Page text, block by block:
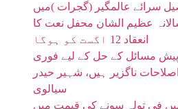
سرائے عالمگیر (گجرات )میں
سالانہ عظیم الشان محفل نعت کا
انعقاد 12 اگست کو ہوگا
مسائل کے حل کے لیے فوری
ناگزیر ہیں، شہیر حیدر
سیالوی
فی تولہ سونے کی قیمت میں